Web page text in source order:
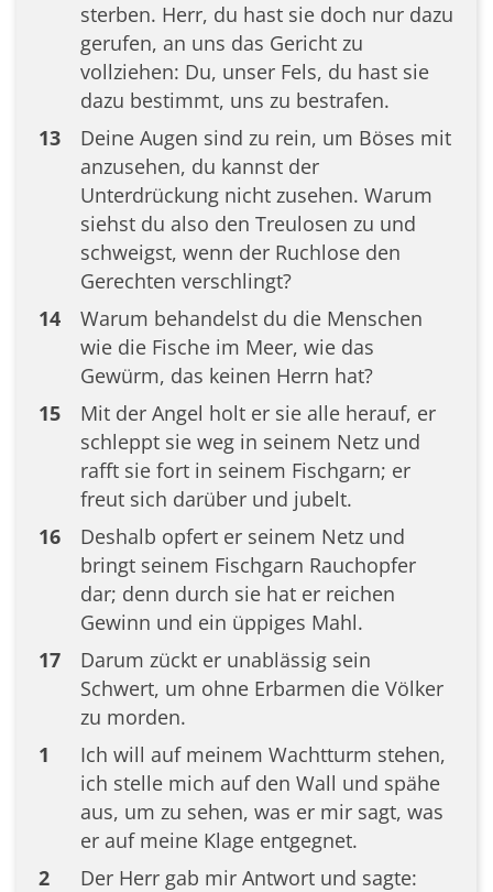
sterben. Herr, du hast sie doch nur dazu
gerufen, an uns das Gericht zu
vollziehen: Du, unser Fels, du hast sie
dazu bestimmt, uns zu bestrafen.
13
Deine Augen sind zu rein, um Böses mit
anzusehen, du kannst der
Unterdrückung nicht zusehen. Warum
siehst du also den Treulosen zu und
schweigst, wenn der Ruchlose den
Gerechten verschlingt?
14
Warum behandelst du die Menschen
wie die Fische im Meer, wie das
Gewürm, das keinen Herrn hat?
15
Mit der Angel holt er sie alle herauf, er
schleppt sie weg in seinem Netz und
rafft sie fort in seinem Fischgarn; er
freut sich darüber und jubelt.
16
Deshalb opfert er seinem Netz und
bringt seinem Fischgarn Rauchopfer
dar; denn durch sie hat er reichen
Gewinn und ein üppiges Mahl.
17
Darum zückt er unablässig sein
Schwert, um ohne Erbarmen die Völker
zu morden.
1
Ich will auf meinem Wachtturm stehen,
ich stelle mich auf den Wall und spähe
aus, um zu sehen, was er mir sagt, was
er auf meine Klage entgegnet.
2
Der Herr gab mir Antwort und sagte: